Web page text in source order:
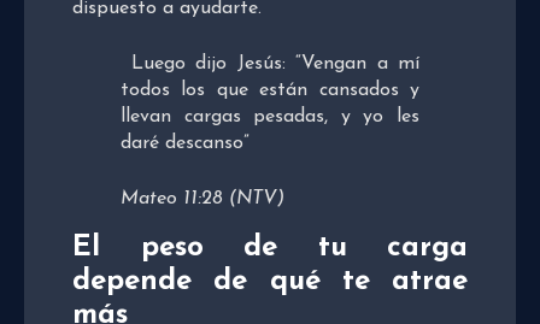
dispuesto a ayudarte.
Luego dijo Jesús: “Vengan a mí
todos los que están cansados y
llevan cargas pesadas, y yo les
daré descanso”
Mateo 11:28 (NTV)
El peso de tu carga
depende de qué te atrae
más